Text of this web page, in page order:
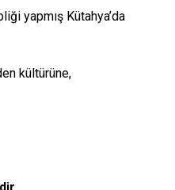
yapmış Kütahya’da
kültürüne,